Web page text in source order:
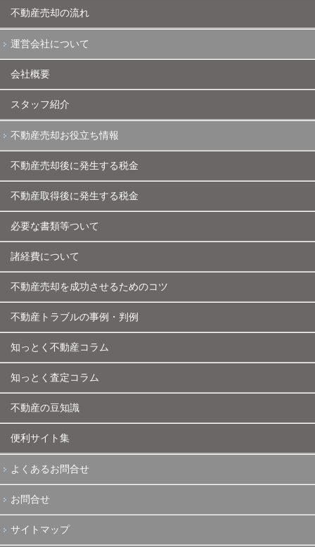
不動産売却の流れ
運営会社について
会社概要
スタッフ紹介
不動産売却お役立ち情報
不動産売却後に発生する税金
不動産取得後に発生する税金
必要な書類等ついて
諸経費について
不動産売却を成功させるためのコツ
不動産トラブルの事例・判例
知っとく不動産コラム
知っとく査定コラム
不動産の豆知識
便利サイト集
よくあるお問合せ
お問合せ
サイトマップ